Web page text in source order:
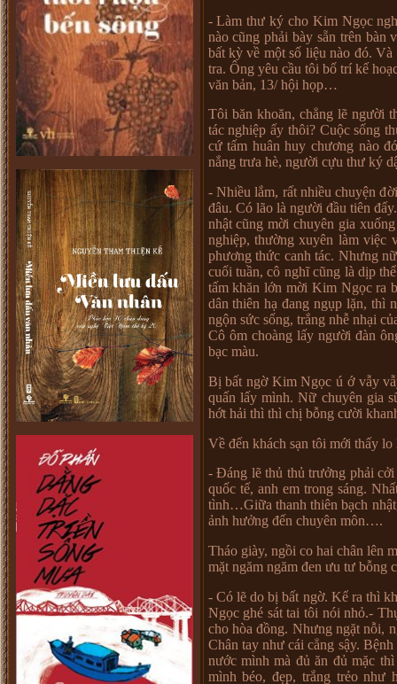
- Làm thư ký cho Kim Ngọc
nào cũng phải bày sẵn trên bàn v
bất kỳ về một số liệu nào đó. Và
tra. Ông yêu cầu tôi bốtrí kếhoạ
văn bản, 13/ hội họp…
Tôi băn khoăn, chẳng lẽngười
tác nghiệpấy thôi? Cuộc sống th
cứtấm huân huy chương nào
nắng trưa hè, người cựu thưký d
- Nhiều lắm, rất nhiều chuyện đờ
đâu. Có lão là người đầu tiên đấ
nhật cũng mời chuyên gia xuố
nghiệp, thường xuyên làm việc
phương thức canh tác. Nhưng nữ
cuối tuần, cô nghĩ cũng là dịp thể
tấm khăn lớn mời Kim Ngọc ra
dân thiên hạ đang ngụp lặn, thì n
ngộn sức sống, trắng nhễnhại củ
Cô ôm choàng lấy người đàn
bạc màu.
Bị bất ngờKim Ngọc ú ớvẫy vẫ
quấn lấy mình. Nữ chuyên gia s
hớt hải thì thì chị bỗng cười
Vềđến khách sạn tôi mới thấy lo
- Đáng lẽthủ thủ trưởng phải cởi
quốc tế, anh em trong sáng. Nhấ
tình…Giữa thanh thiên bạch nhậ
ảnh hưởng đến chuyên môn….
Tháo giày, ngồi co hai chân lên m
mặt ngăm ngăm đen ưu tưbỗng
- Có lẽdo bị bất ngờ. Kểra thì
Ngọc ghé sát tai tôi nói nhỏ.- Th
cho hòa đồng. Nhưng ngặt nỗi,
Chân tay nhưcái cẳng sậy. Bệnh
nước mình mà đủ ăn đủ mặc thì
mình béo, đẹp, trắng trẻo như